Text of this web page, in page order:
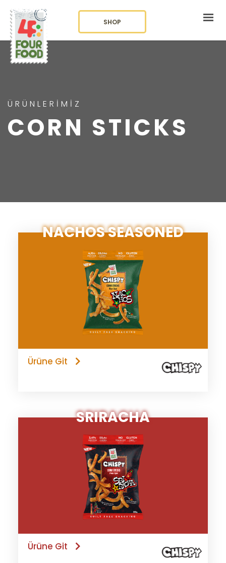
SHOP
İLETİŞİM
ÜRÜNLERİMİZ
CORN STICKS
NACHOS SEASONED
Ürüne Git
SRIRACHA
Ürüne Git